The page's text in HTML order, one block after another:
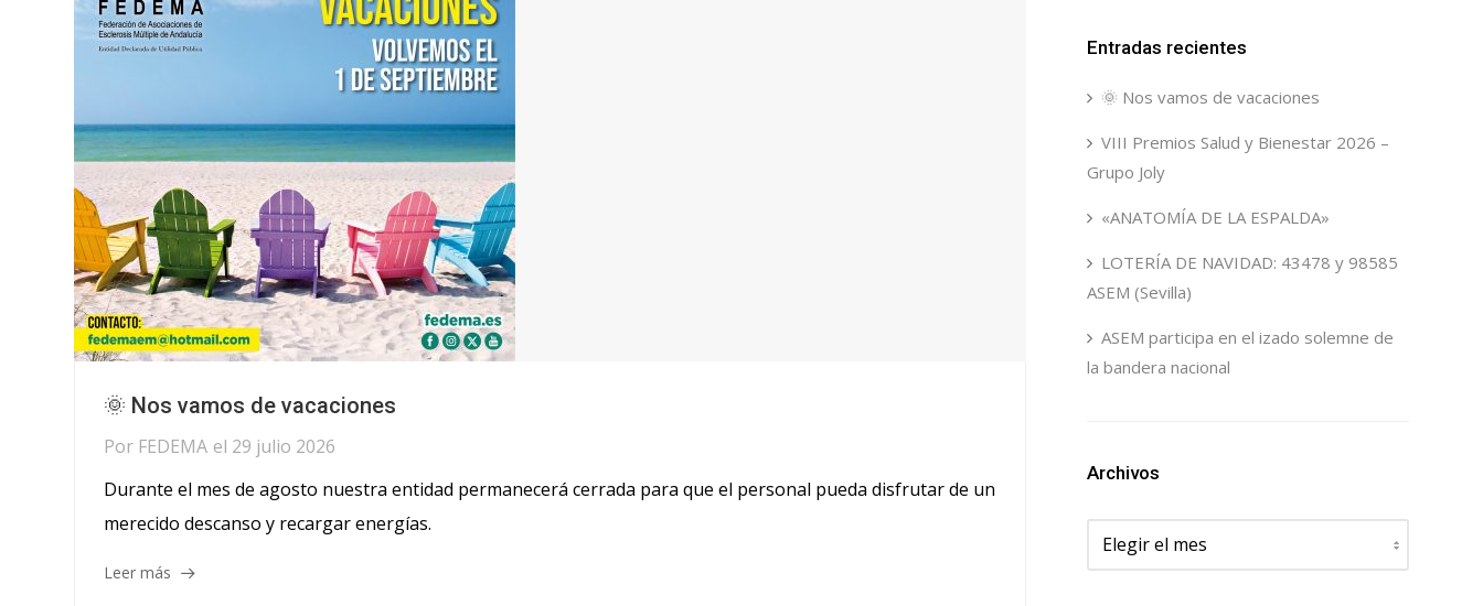
🌞 Nos vamos de vacaciones
Por FEDEMA el 29 julio 2026
Durante el mes de agosto nuestra entidad permanecerá cerrada para que el personal pueda disfrutar de un
merecido descanso y recargar energías.
Leer más
Entradas recientes
🌞 Nos vamos de vacaciones
VIII Premios Salud y Bienestar 2026 –
Grupo Joly
«ANATOMÍA DE LA ESPALDA»
LOTERÍA DE NAVIDAD: 43478 y 98585
ASEM (Sevilla)
ASEM participa en el izado solemne de
la bandera nacional
Archivos
Archivos